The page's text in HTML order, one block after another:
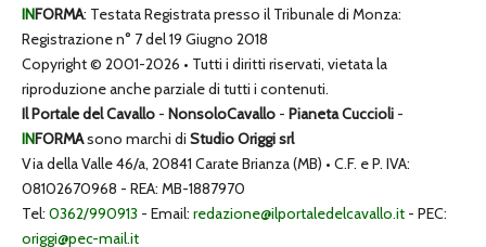
INFORMA: Testata Registrata presso il Tribunale di Monza:
Registrazione n° 7 del 19 Giugno 2018
Copyright © 2001-2026 • Tutti i diritti riservati, vietata la
riproduzione anche parziale di tutti i contenuti.
Il Portale del Cavallo - NonsoloCavallo - Pianeta Cuccioli -
INFORMAsono marchi di Studio Origgi srl
Via della Valle 46/a, 20841 Carate Brianza (MB) • C.F. e P. IVA:
08102670968 - REA: MB-1887970
Tel: 0362/990913 - Email: redazione@ilportaledelcavallo.it - PEC:
origgi@pec-mail.it